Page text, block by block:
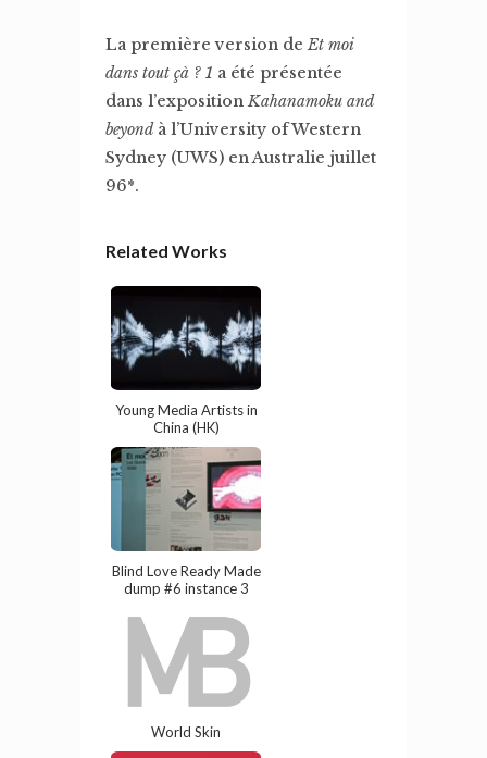
La première version deEt moi
dans tout çà ? 1 a été présentée
dans l’expositionKahanamoku and
beyondà l’University of Western
Sydney (UWS) en Australie juillet
96*.
Related Works
Young Media Artists in
China (HK)
Blind Love Ready Made
dump #6 instance 3
World Skin